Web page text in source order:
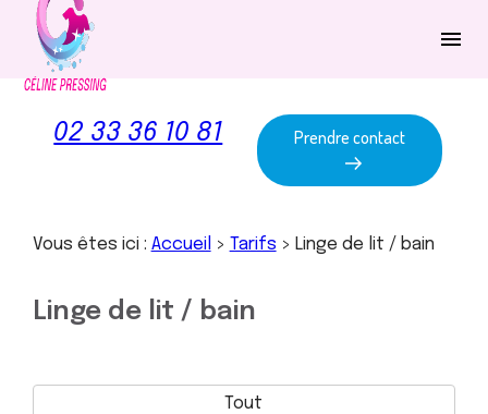
menu
02 33 36 10 81 Prendre contact
Vous êtes ici : Accueil > Tarifs > Linge de lit / bain
Linge de lit / bain
Tout
Panneau de gestion des cookies